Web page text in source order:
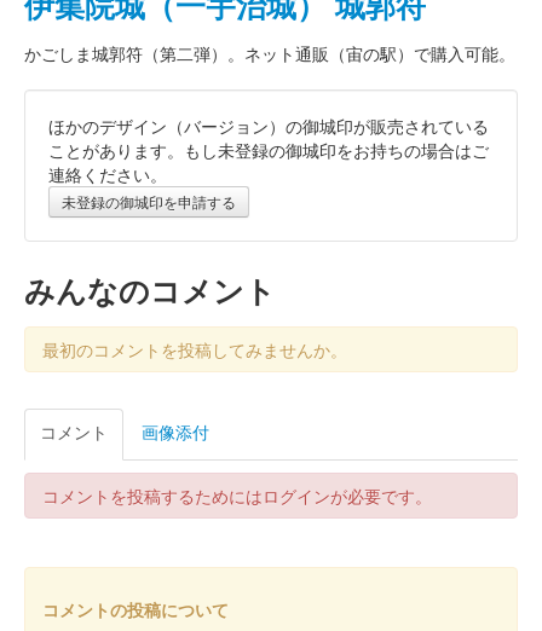
かごしま城郭符（第二弾）。ネット通販（宙の駅）で購入可能。
ほかのデザイン（バージョン）の御城印が販売されている
ことがあります。もし未登録の御城印をお持ちの場合はご
連絡ください。
未登録の御城印を申請する
みんなのコメント
最初のコメントを投稿してみませんか。
コメント 画像添付
コメントを投稿するためにはログインが必要です。
コメントの投稿について